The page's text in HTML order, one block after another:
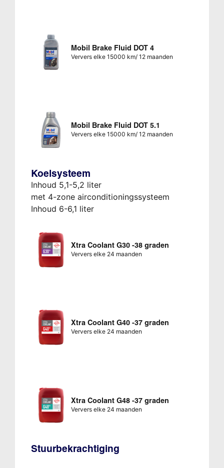
Mobil Brake Fluid DOT 4
Ververs elke 15000 km/ 12 maanden
Mobil Brake Fluid DOT 5.1
Ververs elke 15000 km/ 12 maanden
Koelsysteem
Inhoud 5,1-5,2 liter
met 4-zone airconditioningssysteem
Inhoud 6-6,1 liter
Xtra Coolant G30 -38 graden
Ververs elke 24 maanden
Xtra Coolant G40 -37 graden
Ververs elke 24 maanden
Xtra Coolant G48 -37 graden
Ververs elke 24 maanden
Stuurbekrachtiging